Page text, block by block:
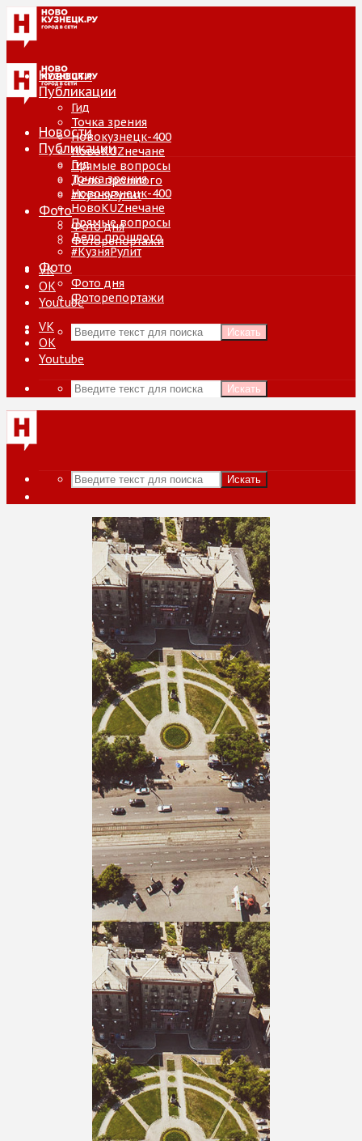
Новости
Публикации
Гид
Точка зрения
Новокузнецк-400
НовоKUZнечане
Прямые вопросы
Дело прошлого
#КузняРулит
Фото
Фото дня
Фоторепортажи
VK
ОК
Youtube
Искать
Новости
Публикации
Гид
Точка зрения
Новокузнецк-400
НовоKUZнечане
Прямые вопросы
Дело прошлого
#КузняРулит
Фото
Фото дня
Фоторепортажи
VK
ОК
Youtube
Искать
Искать